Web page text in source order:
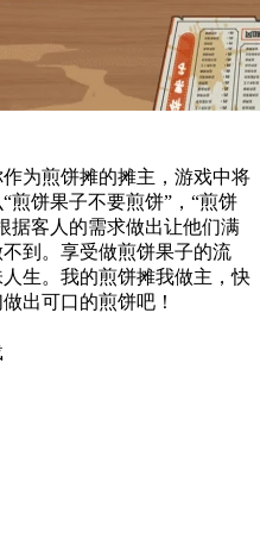
为煎饼摊的摊主，游戏中将
煎饼果子不要煎饼”，“煎饼
据客人的需求做出让他们满
到。享受做煎饼果子的流
生。我的煎饼摊我做主，快
出可口的煎饼吧！